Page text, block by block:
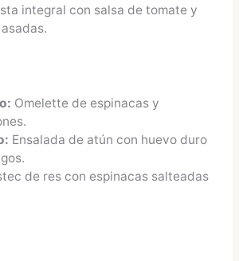
integral con salsa de tomate y
Omelette de espinacas y
Ensalada de atún con huevo duro
de res con espinacas salteadas